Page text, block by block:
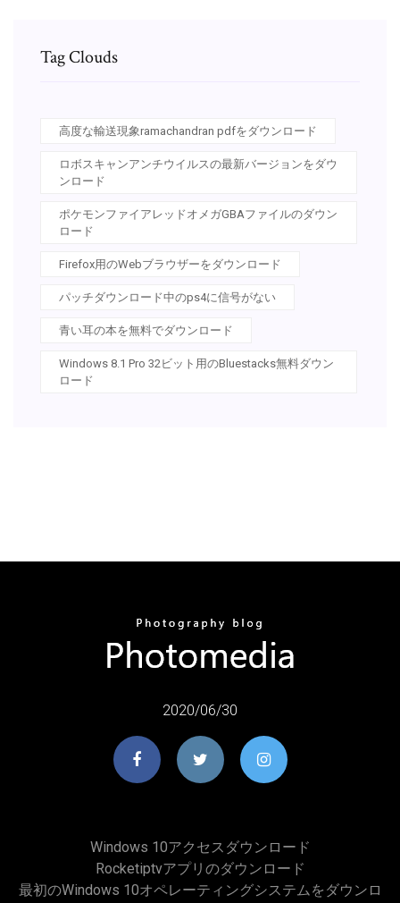
Tag Clouds
高度な輸送現象ramachandran pdfをダウンロード
ロボスキャンアンチウイルスの最新バージョンをダウ
ンロード
ポケモンファイアレッドオメガGBAファイルのダウン
ロード
Firefox用のWebブラウザーをダウンロード
パッチダウンロード中のps4に信号がない
青い耳の本を無料でダウンロード
Windows 8.1 Pro 32ビット用のBluestacks無料ダウン
ロード
2020/06/30
Windows 10アクセスダウンロード
Rocketiptvアプリのダウンロード
最初のWindows 10オペレーティングシステムをダウンロ